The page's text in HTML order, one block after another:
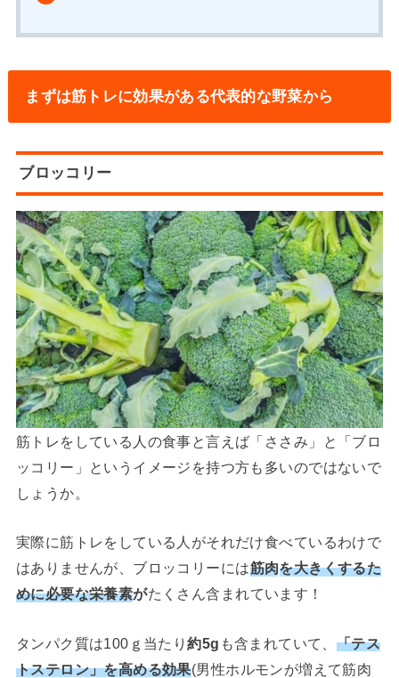
まずは筋トレに効果がある代表的な野菜から
ブロッコリー
筋トレをしている人の食事と言えば「ささみ」と「ブロ
ッコリー」というイメージを持つ方も多いのではないで
しょうか。
実際に筋トレをしている人がそれだけ食べているわけで
はありませんが、ブロッコリーには筋肉を大きくするた
めに必要な栄養素がたくさん含まれています！
タンパク質は100ｇ当たり約5g も含まれていて、 「テス
トステロン」を高める効果(男性ホルモンが増えて筋肉